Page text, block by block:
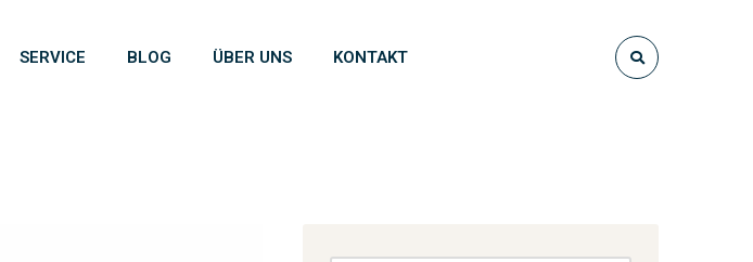
SERVICE BLOG ÜBER UNS KONTAKT